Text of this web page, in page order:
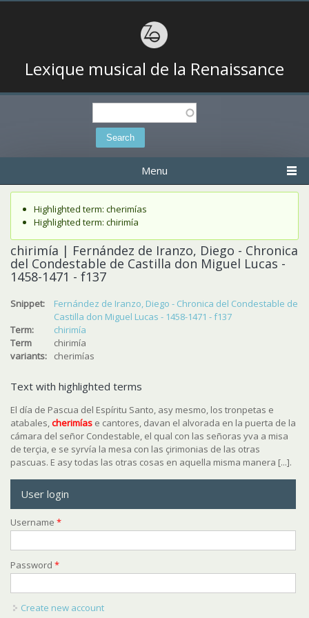
Lexique musical de la Renaissance
Search
Menu
Status message
Highlighted term: cherimías
Highlighted term: chirimía
chirimía | Fernández de Iranzo, Diego - Chronica
del Condestable de Castilla don Miguel Lucas -
1458-1471 - f137
Snippet:
Fernández de Iranzo, Diego - Chronica del Condestable de
Castilla don Miguel Lucas - 1458-1471 - f137
Term:
chirimía
Term
variants:
chirimía
cherimías
Text with highlighted terms
El día de Pascua del Espíritu Santo, asy mesmo, los tronpetas e
atabales,cherimías e cantores, davan el alvorada en la puerta de la
cámara del señor Condestable, el qual con las señoras yva a misa
de terçia, e se syrvía la mesa con las çirimonias de las otras
pascuas. E asy todas las otras cosas en aquella misma manera [...].
User login
Username *
Password *
Create new account